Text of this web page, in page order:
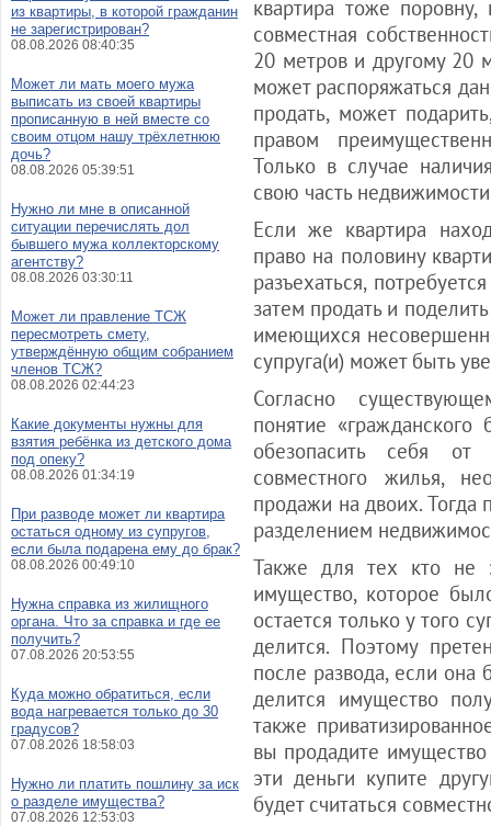
квартира тоже
совместная
20 метров и другому 20
может распоряжаться
продать, может
правом
Только в случае
свою часть
Если же квартира
право на половину
разъехаться,
затем продать и
имеющихся
супруга(и) может быть
Согласно
понятие «гражданского
обезопасить себя
совместного жилья,
продажи на двоих.
разделением
Также для тех кто не
имущество, которое
остается только у того
делится. Поэтому
после развода, если она
делится имущество
также
вы продадите
эти деньги купите
будет считаться
из квартиры, в которой гражданин
не зарегистрирован?
08.08.2026 08:40:35
Может ли мать моего мужа
выписать из своей квартиры
прописанную в ней вместе со
своим отцом нашу трёхлетнюю
дочь?
08.08.2026 05:39:51
Нужно ли мне в описанной
ситуации перечислять дол
бывшего мужа коллекторскому
агентству?
08.08.2026 03:30:11
Может ли правление ТСЖ
пересмотреть смету,
утверждённую общим собранием
членов ТСЖ?
08.08.2026 02:44:23
Какие документы нужны для
взятия ребёнка из детского дома
под опеку?
08.08.2026 01:34:19
При разводе может ли квартира
остаться одному из супругов,
если была подарена ему до брак?
08.08.2026 00:49:10
Нужна справка из жилищного
органа. Что за справка и где ее
получить?
07.08.2026 20:53:55
Куда можно обратиться, если
вода нагревается только до 30
градусов?
07.08.2026 18:58:03
Нужно ли платить пошлину за иск
о разделе имущества?
07.08.2026 12:53:03